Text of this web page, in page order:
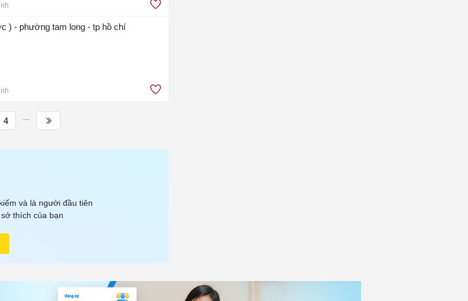
) - phường tam long - tp hồ chí
4 ...
và là người đầu tiên
thích của bạn